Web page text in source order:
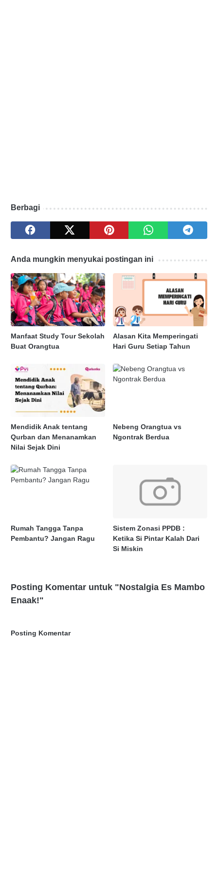
Berbagi
Anda mungkin menyukai postingan ini
Manfaat Study Tour Sekolah
Buat Orangtua
Alasan Kita Memperingati
Hari Guru Setiap Tahun
Mendidik Anak tentang
Qurban dan Menanamkan
Nilai Sejak Dini
Nebeng Orangtua vs
Ngontrak Berdua
Rumah Tangga Tanpa
Pembantu? Jangan Ragu
Sistem Zonasi PPDB :
Ketika Si Pintar Kalah Dari
Si Miskin
Posting Komentar untuk "Nostalgia Es Mambo
Enaak!"
Posting Komentar